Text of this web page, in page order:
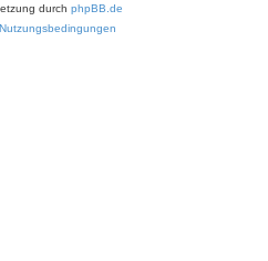
durch phpBB.de
Nutzungsbedingungen